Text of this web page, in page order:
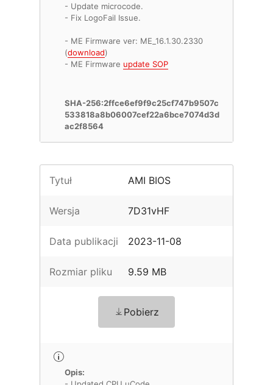
- Update microcode.
- Fix LogoFail Issue.
- ME Firmware ver: ME_16.1.30.2330
(download)
- ME Firmware update SOP
SHA-256:2ffce6ef9f9c25cf747b9507c
533818a8b06007cef22a6bce7074d3d
ac2f8564
Tytuł AMI BIOS
Wersja 7D31vHF
Data publikacji 2023-11-08
Rozmiar pliku 9.59 MB
Pobierz
Opis: